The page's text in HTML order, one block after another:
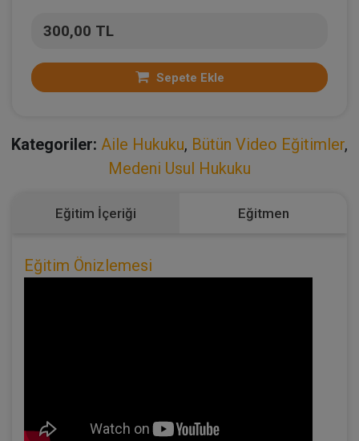
300,00 TL
Sepete Ekle
Kategoriler: Aile Hukuku, Bütün Video Eğitimler,
Medeni Usul Hukuku
Eğitim İçeriği Eğitmen
Eğitim Önizlemesi